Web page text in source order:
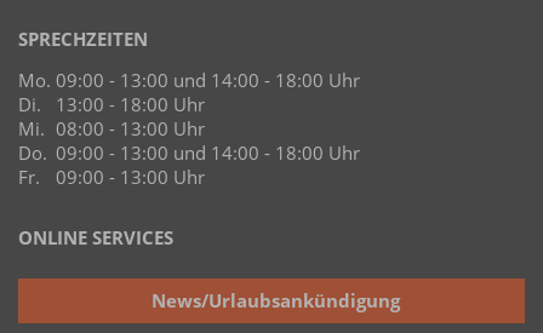
SPRECHZEITEN
Mo. 09:00 - 13:00 und 14:00 - 18:00 Uhr
Di.
13:00 - 18:00 Uhr
Mi. 08:00 - 13:00 Uhr
Do. 09:00 - 13:00 und 14:00 - 18:00 Uhr
Fr.
09:00 - 13:00 Uhr
ONLINE SERVICES
News/Urlaubsankündigung